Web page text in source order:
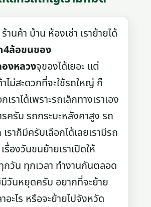
ค้า บ้าน ห้องเช่า เราย้ายได้
4ล้อขนของ
งหลวงจุของได้เยอะ แต่
ไม่สะดวกที่จะใช้รถใหญ่ ก็
ราได้เพราะรถเล็กทางเราเอง
ครับ รถกระบะหลังคาสูง รถ
ราก็มีครับเลือกได้เลยเรามีรถ
องวันขนย้ายเราเปิดให้
วัน ทุกเวลา ทำงานกันตลอด
วันหยุดครับ อยากที่จะย้าย
อะไร หรือจะย้ายไปจังหวัด